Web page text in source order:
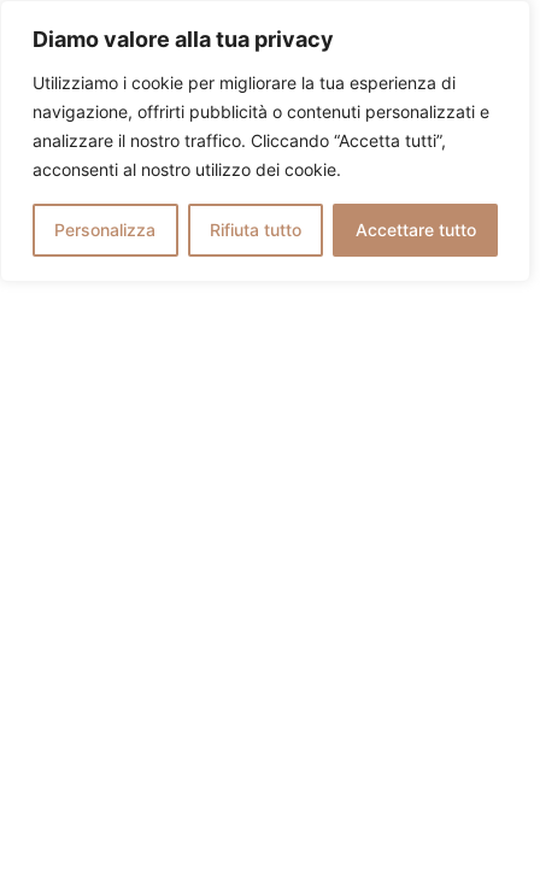
Diamo valore alla tua privacy
Utilizziamo i cookie per migliorare la tua esperienza di
navigazione, offrirti pubblicità o contenuti personalizzati e
analizzare il nostro traffico. Cliccando “Accetta tutti”,
acconsenti al nostro utilizzo dei cookie.
Personalizza Rifiuta tutto Accettare tutto